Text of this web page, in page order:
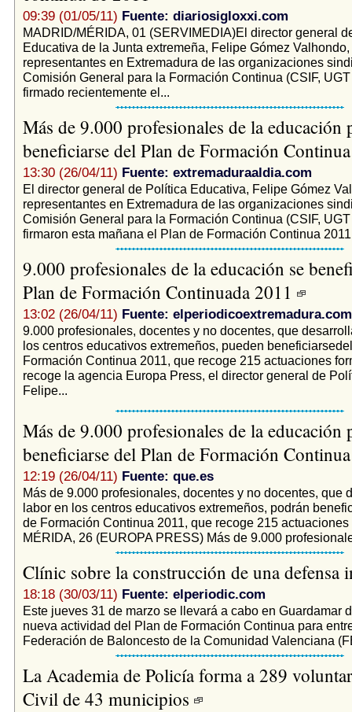
09:39 (01/05/11) Fuente: diariosigloxxi.com
MADRID/MÉRIDA, 01 (SERVIMEDIA)El director general
Educativa de la Junta extremeña, Felipe Gómez Valhondo,
representantes en Extremadura de las organizaciones
Comisión General para la Formación Continua (CSIF,
firmado recientemente el...
Más de 9.000 profesionales de la educación
beneficiarse del Plan de Formación
13:30 (26/04/11) Fuente: extremaduraaldia.com
El director general de Política Educativa, Felipe Gómez
representantes en Extremadura de las organizaciones
Comisión General para la Formación Continua (CSIF,
firmaron esta mañana el Plan de Formación Continua
9.000 profesionales de la educación se
Plan de Formación Continuada 2011
13:02 (26/04/11) Fuente: elperiodicoextremadura.com
9.000 profesionales, docentes y no docentes, que
los centros educativos extremeños, pueden
Formación Continua 2011, que recoge 215 actuaciones
recoge la agencia Europa Press, el director general de
Felipe...
Más de 9.000 profesionales de la educación
beneficiarse del Plan de Formación
12:19 (26/04/11) Fuente: que.es
Más de 9.000 profesionales, docentes y no docentes, que
labor en los centros educativos extremeños, podrán
de Formación Continua 2011, que recoge 215 actuaciones
MÉRIDA, 26 (EUROPA PRESS) Más de 9.000
Clínic sobre la construcción de una
18:18 (30/03/11) Fuente: elperiodic.com
Este jueves 31 de marzo se llevará a cabo en Guardamar
nueva actividad del Plan de Formación Continua para
Federación de Baloncesto de la Comunidad Valenciana
La Academia de Policía forma a 289
Civil de 43 municipios